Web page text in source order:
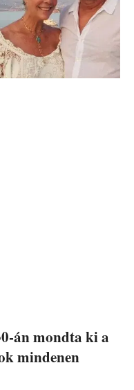
án mondta ki a
mindenen